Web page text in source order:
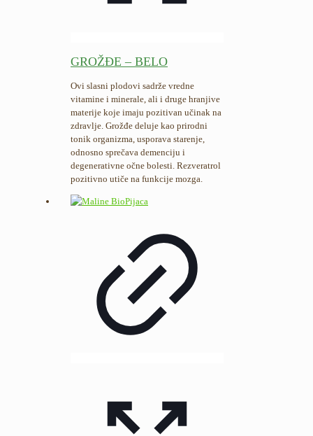
GROŽĐE – BELO
Ovi slasni plodovi sadrže vredne
vitamine i minerale, ali i druge hranjive
materije koje imaju pozitivan učinak na
zdravlje. Grožđe deluje kao prirodni
tonik organizma, usporava starenje,
odnosno sprečava demenciju i
degenerativne očne bolesti. Rezveratrol
pozitivno utiče na funkcije mozga.